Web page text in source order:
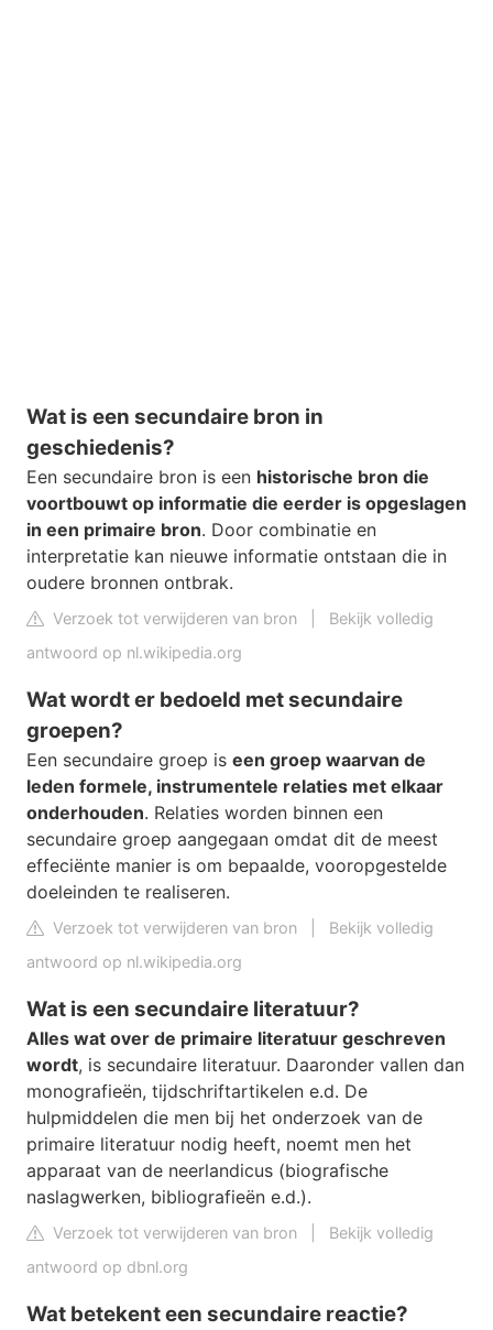
Wat is een secundaire bron in
geschiedenis?
Een secundaire bron is een historische bron die
voortbouwt op informatie die eerder is opgeslagen
in een primaire bron. Door combinatie en
interpretatie kan nieuwe informatie ontstaan die in
oudere bronnen ontbrak.
Verzoek tot verwijderen van bron
Bekijk volledig
antwoord op nl.wikipedia.org
Wat wordt er bedoeld met secundaire
groepen?
Een secundaire groep is een groep waarvan de
leden formele, instrumentele relaties met elkaar
onderhouden. Relaties worden binnen een
secundaire groep aangegaan omdat dit de meest
effeciënte manier is om bepaalde, vooropgestelde
doeleinden te realiseren.
Verzoek tot verwijderen van bron
Bekijk volledig
antwoord op nl.wikipedia.org
Wat is een secundaire literatuur?
Alles wat over de primaire literatuur geschreven
wordt, is secundaire literatuur. Daaronder vallen dan
monografieën, tijdschriftartikelen e.d. De
hulpmiddelen die men bij het onderzoek van de
primaire literatuur nodig heeft, noemt men het
apparaat van de neerlandicus (biografische
naslagwerken, bibliografieën e.d.).
Verzoek tot verwijderen van bron
Bekijk volledig
antwoord op dbnl.org
Wat betekent een secundaire reactie?